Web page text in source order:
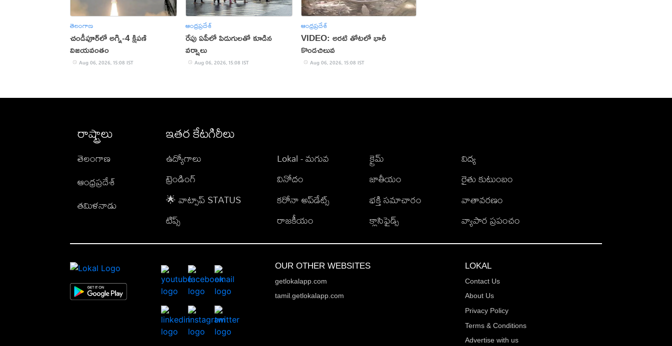
తెలంగాణ
చండీపూర్‌లో అగ్ని-4 క్షిపణి
విజయవంతం
Aug 06, 2026, 15:08 IST
ఆంధ్రప్రదేశ్
రేపు ఏపీలో పిడుగులతో కూడిన
వర్షాలు
Aug 06, 2026, 15:08 IST
ఆంధ్రప్రదేశ్
VIDEO: అరటి తోటలో భారీ
కొండచిలువ
Aug 06, 2026, 15:08 IST
రాష్ట్రాలు
తెలంగాణ
ఆంధ్రప్రదేశ్
తమిళనాడు
ఇతర కేటగిరీలు
ఉద్యోగాలు
ట్రెండింగ్
🌟 వాట్సాప్ STATUS
టిప్స్
Lokal - మగువ
వినోదం
కరోనా అప్‌డేట్స్
రాజకీయం
క్రైమ్
జాతీయం
భక్తి సమాచారం
క్లాసిఫైడ్స్
విద్య
రైతు కుటుంబం
వాతావరణం
వ్యాపార ప్రపంచం
OUR OTHER WEBSITES
getlokalapp.com
tamil.getlokalapp.com
LOKAL
Contact Us
About Us
Privacy Policy
Terms & Conditions
Advertise with us